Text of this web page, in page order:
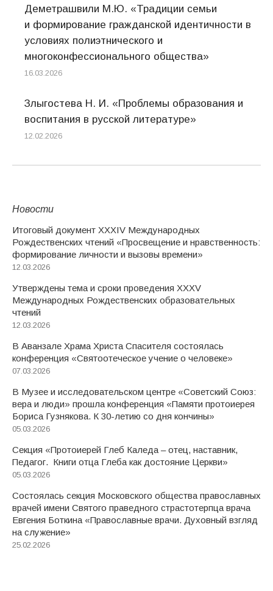
Деметрашвили М.Ю. «Традиции семьи
и формирование гражданской идентичности в
условиях полиэтнического и
многоконфессионального общества»
16.03.2026
Злыгостева Н. И. «Проблемы образования и
воспитания в русской литературе»
12.02.2026
Новости
Итоговый документ XXХIV Международных
Рождественских чтений «Просвещение и нравственность:
формирование личности и вызовы времени»
12.03.2026
Утверждены тема и сроки проведения XXXV
Международных Рождественских образовательных
чтений
12.03.2026
В Аванзале Храма Христа Спасителя состоялась
конференция «Святоотеческое учение о человеке»
07.03.2026
В Музее и исследовательском центре «Советский Союз:
вера и люди» прошла конференция «Памяти протоиерея
Бориса Гузнякова. К 30-летию со дня кончины»
05.03.2026
Секция «Протоиерей Глеб Каледа – отец, наставник,
Педагог. Книги отца Глеба как достояние Церкви»
05.03.2026
Состоялась секция Московского общества православных
врачей имени Святого праведного страстотерпца врача
Евгения Боткина «Православные врачи. Духовный взгляд
на служение»
25.02.2026